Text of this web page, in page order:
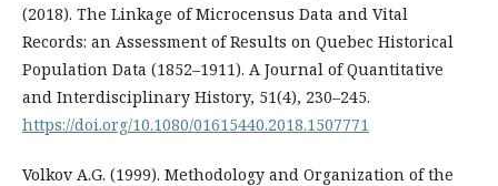
(2018). The Linkage of Microcensus Data and Vital
Records: an Assessment of Results on Quebec Historical
Population Data (1852–1911). A Journal of Quantitative
and Interdisciplinary History, 51(4), 230–245.
https://doi.org/10.1080/01615440.2018.1507771
Volkov A.G. (1999). Methodology and Organization of the